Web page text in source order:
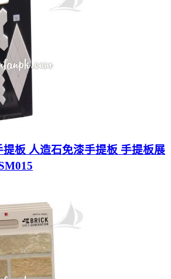
板 人造石免漆手提板 手提板展